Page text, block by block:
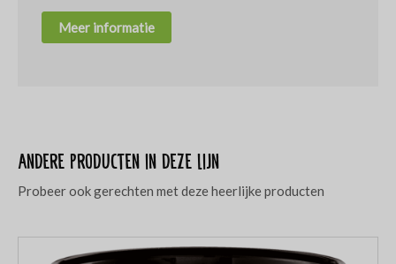
Meer informatie
Andere producten in deze lijn
Probeer ook gerechten met deze heerlijke producten